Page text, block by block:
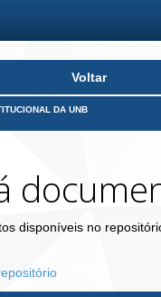
Voltar
DA UNB
disponíveis no